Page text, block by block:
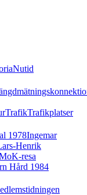
Nutid
TrafikTrafikplatser
1978Ingemar
Henrik
resa
Hård 1984